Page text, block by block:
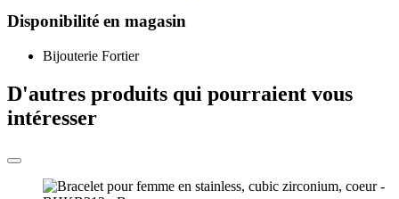
Disponibilité en magasin
Bijouterie Fortier
D'autres produits qui pourraient vous
intéresser